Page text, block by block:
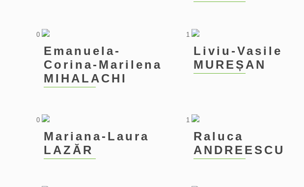
0
Emanuela-
Corina-Marilena
MIHALACHI
1
Liviu-Vasile
MUREȘAN
0
Mariana-Laura
LAZĂR
1
Raluca
ANDREESCU